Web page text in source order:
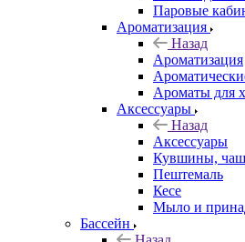
Паровые
Ароматизация
Назад
Ароматизация
Ароматы для
Аксессуары
Назад
Аксессуары
Кувшины,
Пештемаль
Кесе
Мыло и
Бассейн